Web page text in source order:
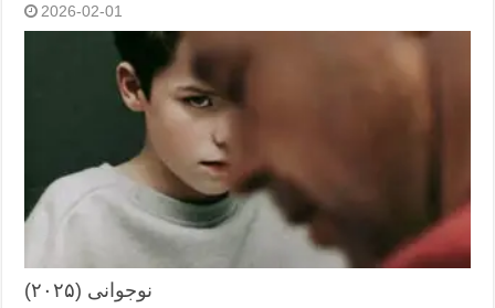
2026-02-01
نوجوانی (۲۰۲۵)